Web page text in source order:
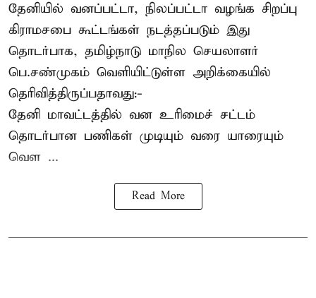
தேனியில் வனப்பட்டா, நிலப்பட்டா வழங்க சிறப்பு
கிராமசபை கூட்டங்கள் நடத்தப்படும் இது
தொடர்பாக, தமிழ்நாடு மாநில செயலாளர்
பெ.சண்முகம் வெளியிட்டுள்ள அறிக்கையில்
தெரிவித்திருப்பதாவது:-
தேனி மாவட்டத்தில் வன உரிமைச் சட்டம்
தொடர்பான பணிகள் முடியும் வரை யாரையும்
வெள ...
Read More